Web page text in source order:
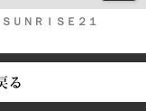
ＳＵＮＲＩＳＥ２１